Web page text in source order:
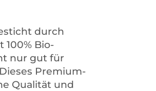
durch
Bio-
nur gut für
Premium-
Qualität und